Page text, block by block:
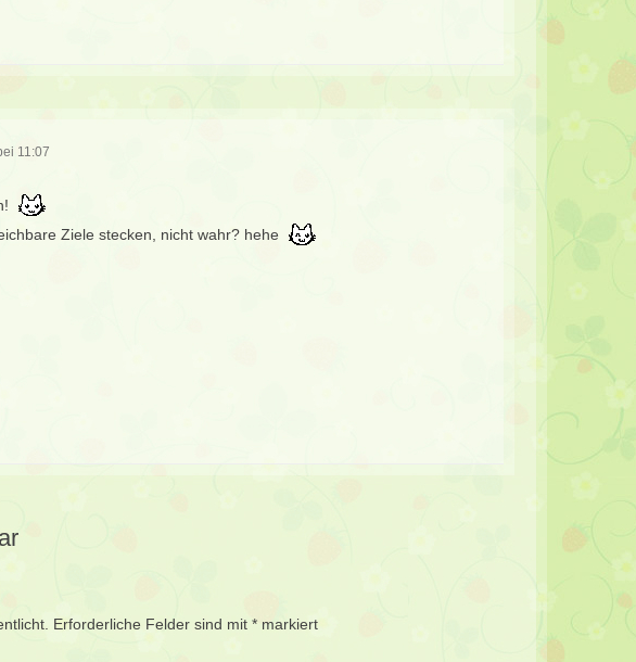
11:07
Ziele stecken, nicht wahr? hehe
Erforderliche Felder sind mit * markiert